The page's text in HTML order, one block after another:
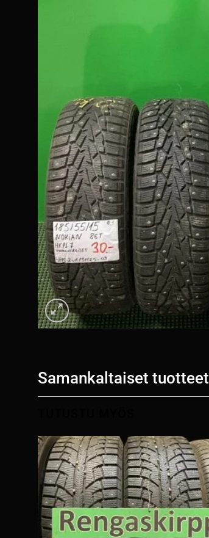
Samankaltaiset tuotteet